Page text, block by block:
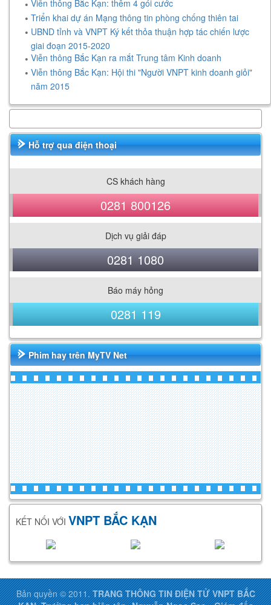
Viễn thông Bắc Kạn: thêm 4 gói cước
Triển khai dự án Mạng thông tin phòng chống thiên tai
UBND tỉnh và VNPT Ký kết thỏa thuận hợp tác chiến lược
giai đoạn 2015-2020
Viễn thông Bắc Kạn ra mắt Trung tâm Kinh doanh
Viễn thông Bắc Kạn: Hội thi "Người VNPT kinh doanh giỏi"
năm 2015
Hỗ trợ qua điện thoại
CS khách hàng
0281 800126
Dịch vụ giải đáp
0281 1080
Báo máy hỏng
0281 119
Phim hay trên MyTV Net
KẾT NỐI VỚI VNPT BẮC KẠN
Bản quyền © 2011.TRANG THÔNG TIN ĐIỆN TỬ VNPT BẮC